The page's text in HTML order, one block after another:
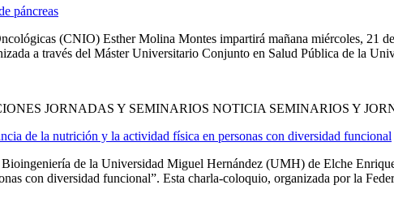
páncreas
(CNIO) Esther Molina Montes impartirá mañana miércoles, 21
a través del Máster Universitario Conjunto en Salud Pública de la
JORNADAS Y SEMINARIOS NOTICIA SEMINARIOS Y
de la nutrición y la actividad física en personas con diversidad funcional
de la Universidad Miguel Hernández (UMH) de Elche
con diversidad funcional”. Esta charla-coloquio, organizada por la